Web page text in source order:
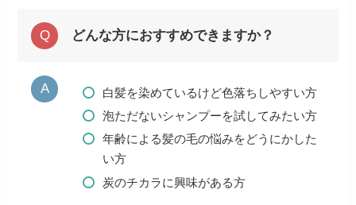
どんな方におすすめできますか？
白髪を染めているけど色落ちしやすい方
泡ただないシャンプーを試してみたい方
年齢による髪の毛の悩みをどうにかした
い方
炭のチカラに興味がある方